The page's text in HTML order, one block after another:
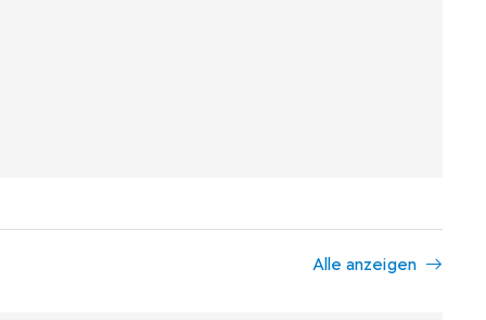
Alle anzeigen